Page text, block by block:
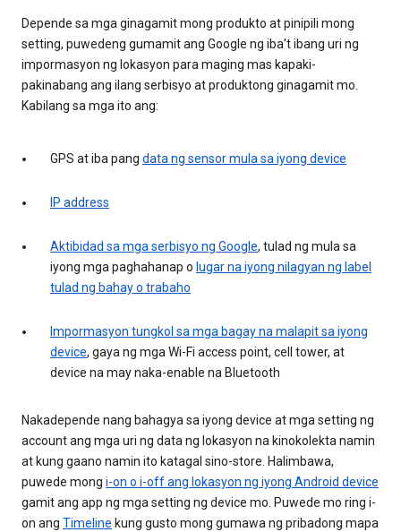
Depende sa mga ginagamit mong produkto at pinipili mong
setting, puwedeng gumamit ang Google ng iba't ibang uri ng
impormasyon ng lokasyon para maging mas kapaki-
pakinabang ang ilang serbisyo at produktong ginagamit mo.
Kabilang sa mga ito ang:
GPS at iba pang data ng sensor mula sa iyong device
IP address
Aktibidad sa mga serbisyo ng Google, tulad ng mula sa
iyong mga paghahanap o lugar na iyong nilagyan ng label
tulad ng bahay o trabaho
Impormasyon tungkol sa mga bagay na malapit sa iyong
device, gaya ng mga Wi-Fi access point, cell tower, at
device na may naka-enable na Bluetooth
Nakadepende nang bahagya sa iyong device at mga setting ng
account ang mga uri ng data ng lokasyon na kinokolekta namin
at kung gaano namin ito katagal sino-store. Halimbawa,
puwede mong i-on o i-off ang lokasyon ng iyong Android device
gamit ang app ng mga setting ng device mo. Puwede mo ring i-
on ang Timeline kung gusto mong gumawa ng pribadong mapa